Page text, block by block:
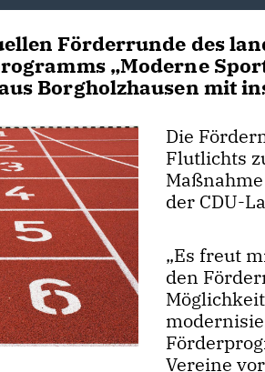
Förderrunde des
„Moderne
Borgholzhausen mit
Die
Flutlichts
der CDU-
Es freut
den
Vereine